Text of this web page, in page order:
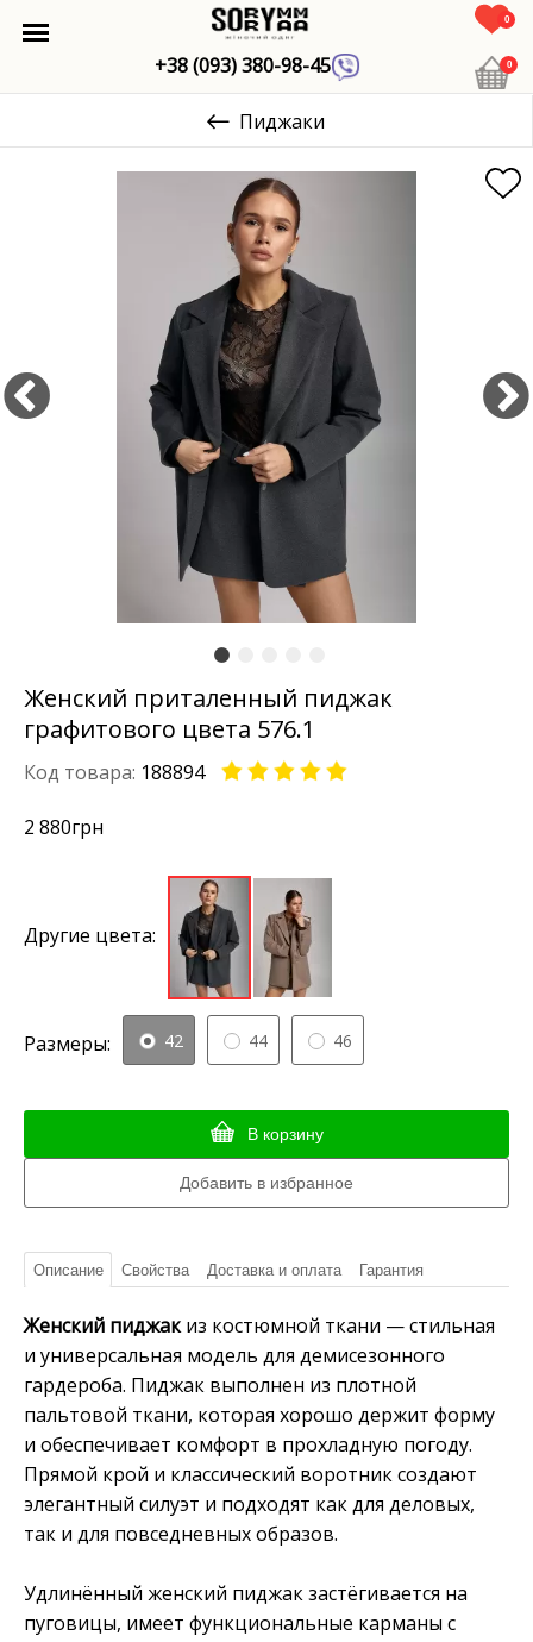
+38 (093) 380-98-45
0
0
Пиджаки
Женский приталенный пиджак
графитового цвета 576.1
Код товара: 188894
2 880грн
Другие цвета:
Размеры: 42 44 46
В корзину
Описание Свойства Доставка и оплата Гарантия
Женский пиджакиз костюмной ткани — стильная
и универсальная модель для демисезонного
гардероба. Пиджак выполнен из плотной
пальтовой ткани, которая хорошо держит форму
и обеспечивает комфорт в прохладную погоду.
Прямой крой и классический воротник создают
элегантный силуэт и подходят как для деловых,
так и для повседневных образов.
Удлинённый женский пиджак застёгивается на
пуговицы, имеет функциональные карманы с